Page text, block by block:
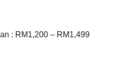
: RM1,200 – RM1,499